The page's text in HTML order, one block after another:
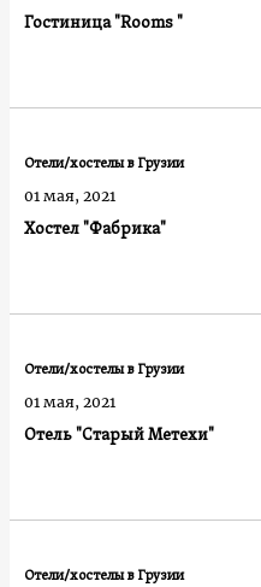
Гостиница "Rooms "
Хостел "Фабрика"
Отели/хостелы в Грузии
01 мая, 2021
Отель "Старый Метехи"
Отели/хостелы в Грузии
01 мая, 2021
Отели/хостелы в Грузии